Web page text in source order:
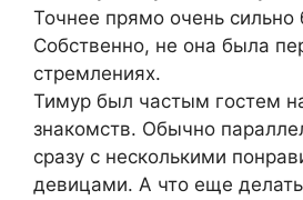
Точнее прямо очень сильно
Собственно, не она была
стремлениях.
Тимур был частым гостем
знакомств. Обычно
сразу с несколькими
девицами. А что еще